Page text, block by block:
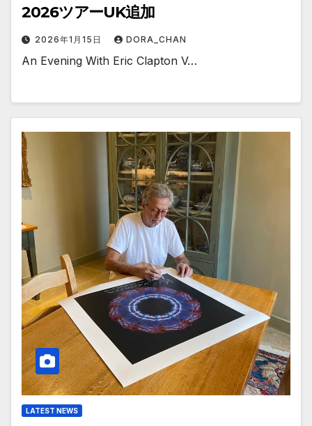
2026ツアーUK追加
2026年1月15日 DORA_CHAN
An Evening With Eric Clapton V…
LATEST NEWS